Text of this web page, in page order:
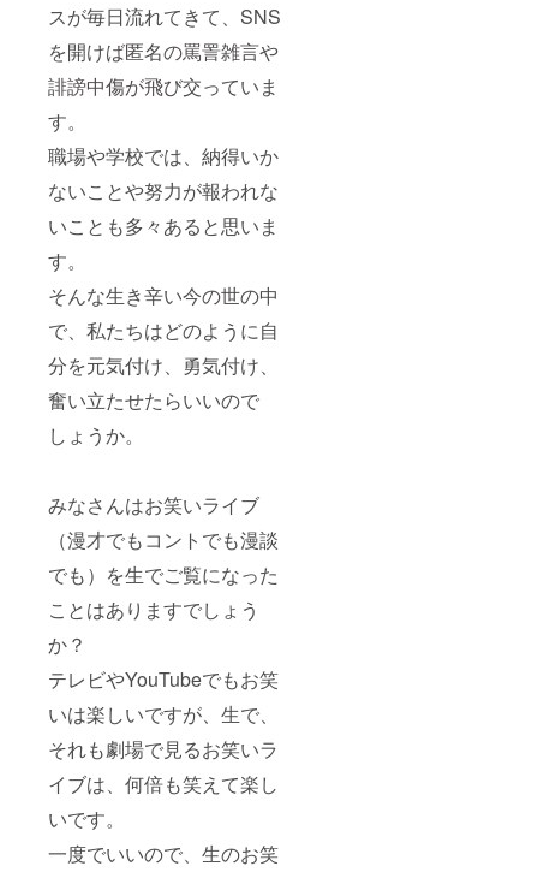
スが毎日流れてきて、SNS
を開けば匿名の罵詈雑言や
誹謗中傷が飛び交っていま
す。
職場や学校では、納得いか
ないことや努力が報われな
いことも多々あると思いま
す。
そんな生き辛い今の世の中
で、私たちはどのように自
分を元気付け、勇気付け、
奮い立たせたらいいので
しょうか。
みなさんはお笑いライブ
（漫才でもコントでも漫談
でも）を生でご覧になった
ことはありますでしょう
か？
テレビやYouTubeでもお笑
いは楽しいですが、生で、
それも劇場で見るお笑いラ
イブは、何倍も笑えて楽し
いです。
一度でいいので、生のお笑